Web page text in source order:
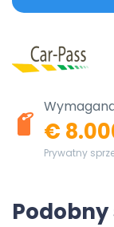
€
Prywatny